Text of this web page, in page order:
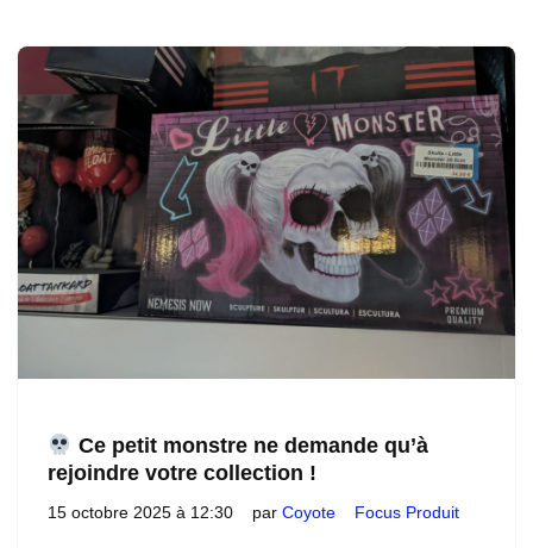
Ce petit monstre ne demande qu’à
rejoindre votre collection !
15 octobre 2025 à 12:30 par Coyote Focus Produit